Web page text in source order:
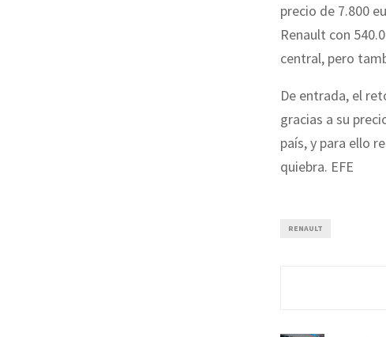
precio de 7.800
Renault con
central, pero
De entrada, el
gracias a su
país, y para ello
quiebra. EFE
RENAULT